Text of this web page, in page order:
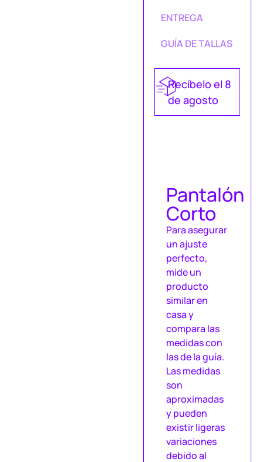
ENTREGA
GUÍA DE TALLAS
Recíbelo el 8
de agosto
Pantalón
Corto
Para asegurar
un ajuste
perfecto,
mide un
producto
similar en
casa y
compara las
medidas con
las de la guía.
Las medidas
son
aproximadas
y pueden
existir ligeras
variaciones
debido al